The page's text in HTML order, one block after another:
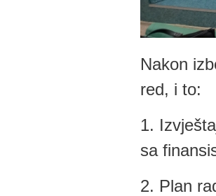
Nakon
red, i to:
1.
sa
2. Plan